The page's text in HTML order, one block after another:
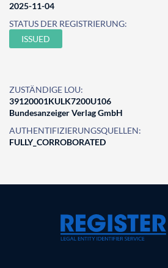
2025-11-04
STATUS DER REGISTRIERUNG:
ISSUED
ZUSTÄNDIGE LOU:
39120001KULK7200U106
Bundesanzeiger Verlag GmbH
AUTHENTIFIZIERUNGSQUELLEN:
FULLY_CORROBORATED